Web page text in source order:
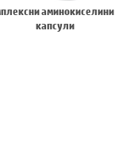
капсули